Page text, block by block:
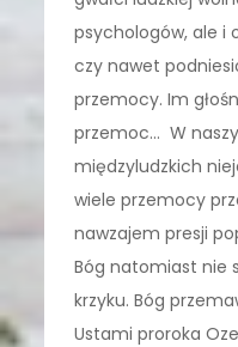
psychologów, ale i
czy nawet
przemocy. Im
przemoc… W
międzyludzkich
wiele przemocy
nawzajem presji
Bóg natomiast nie
krzyku. Bóg
Ustami proroka